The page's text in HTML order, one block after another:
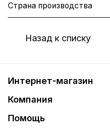
Страна производства
Назад к списку
Интернет-магазин
Компания
Помощь